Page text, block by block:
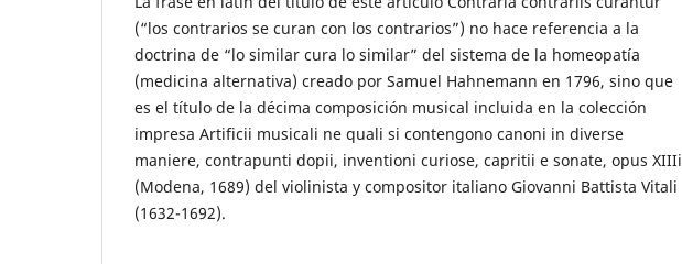
(“los contrarios se curan con los contrarios”) no hace referencia a la
doctrina de “lo similar cura lo similar” del sistema de la homeopatía
(medicina alternativa) creado por Samuel Hahnemann en 1796, sino que
es el título de la décima composición musical incluida en la colección
impresa Artificii musicali ne quali si contengono canoni in diverse
maniere, contrapunti dopii, inventioni curiose, capritii e sonate, opus XIIIi
(Modena, 1689) del violinista y compositor italiano Giovanni Battista Vitali
(1632-1692).